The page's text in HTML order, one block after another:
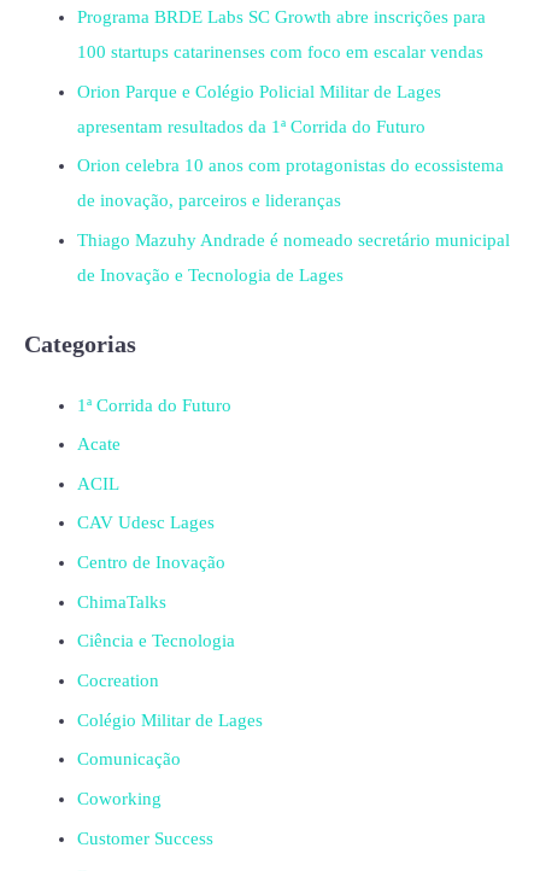
Programa BRDE Labs SC Growth abre inscrições para
100 startups catarinenses com foco em escalar vendas
Orion Parque e Colégio Policial Militar de Lages
apresentam resultados da 1ª Corrida do Futuro
Orion celebra 10 anos com protagonistas do ecossistema
de inovação, parceiros e lideranças
Thiago Mazuhy Andrade é nomeado secretário municipal
de Inovação e Tecnologia de Lages
Categorias
1ª Corrida do Futuro
Acate
ACIL
CAV Udesc Lages
Centro de Inovação
ChimaTalks
Ciência e Tecnologia
Cocreation
Colégio Militar de Lages
Comunicação
Coworking
Customer Success